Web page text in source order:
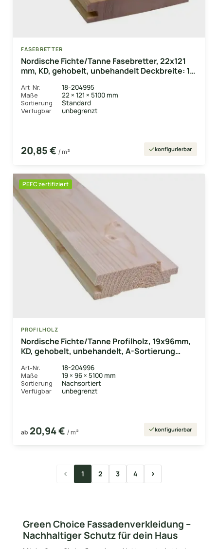
FASEBRETTER
Nordische Fichte/Tanne Fasebretter, 22x121
mm, KD, gehobelt, unbehandelt Deckbreite: 111
Art-Nr. 18-204995
Maße 22 × 121 × 5100 mm
Sortierung Standard
Verfügbar unbegrenzt
20,85 € / m² konfigurierbar
PEFC zertifiziert
PROFILHOLZ
Nordische Fichte/Tanne Profilholz, 19x96mm,
KD, gehobelt, unbehandelt, A-Sortierung
Art-Nr. 18-204996
Maße 19 × 96 × 5100 mm
Sortierung Nachsortiert
Verfügbar unbegrenzt
ab 20,94 € / m² konfigurierbar
Seite
1 Seite
2 Seite
3 Seite
4
Green Choice Fassadenverkleidung –
Nachhaltiger Schutz für dein Haus